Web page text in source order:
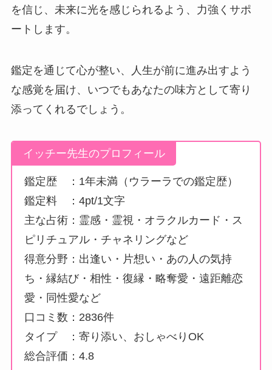
を信じ、未来に光を感じられるよう、力強くサポ
ートします。
鑑定を通じて心が整い、人生が前に進み出すよう
な感覚を届け、いつでもあなたの味方として寄り
添ってくれるでしょう。
イッチー先生のプロフィール
鑑定歴 ：1年未満（ウラーラでの鑑定歴）
鑑定料 ：4pt/1文字
主な占術：霊感・霊視・オラクルカード・ス
ピリチュアル・チャネリングなど
得意分野：出逢い・片想い・あの人の気持
ち・縁結び・相性・復縁・略奪愛・遠距離恋
愛・同性愛など
口コミ数：2836件
タイプ ：寄り添い、おしゃべりOK
総合評価：4.8